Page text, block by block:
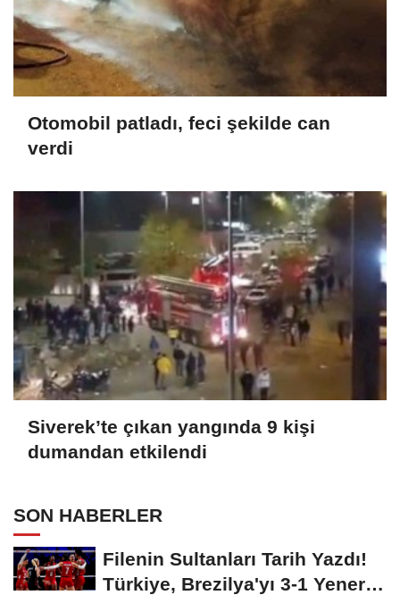
Otomobil patladı, feci şekilde can
verdi
Siverek’te çıkan yangında 9 kişi
dumandan etkilendi
SON HABERLER
Filenin Sultanları Tarih Yazdı!
Türkiye, Brezilya'yı 3-1 Yenerek